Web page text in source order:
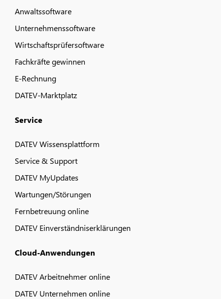
Anwaltssoftware
Unternehmenssoftware
Wirtschaftsprüfersoftware
Fachkräfte gewinnen
E-Rechnung
DATEV-Marktplatz
Service
DATEV Wissensplattform
Service & Support
DATEV MyUpdates
Wartungen/Störungen
Fernbetreuung online
DATEV Einverständniserklärungen
Cloud-Anwendungen
DATEV Arbeitnehmer online
DATEV Unternehmen online